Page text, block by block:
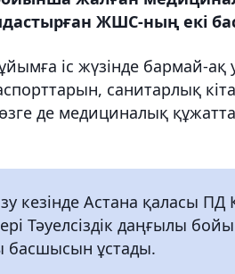
ЖШС-ның екі
іс жүзінде бармай-ақ
санитарлық
де медициналық
кезінде Астана қаласы
Тәуелсіздік даңғылы
басшысын ұстады.